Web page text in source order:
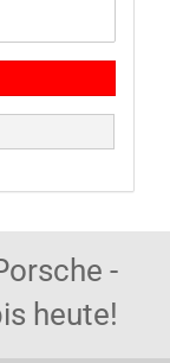
-
heute!